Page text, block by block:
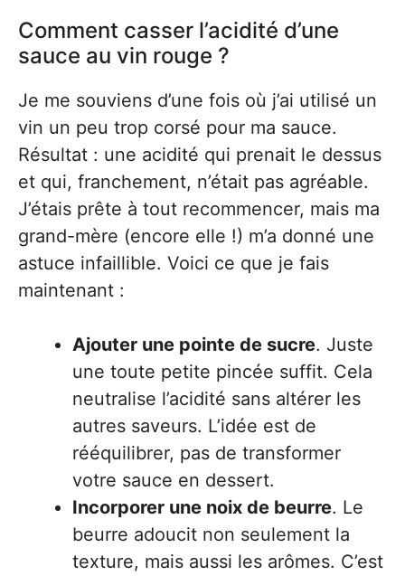
Comment casser l’acidité d’une
sauce au vin rouge ?
Je me souviens d’une fois où j’ai utilisé un
vin un peu trop corsé pour ma sauce.
Résultat : une acidité qui prenait le dessus
et qui, franchement, n’était pas agréable.
J’étais prête à tout recommencer, mais ma
grand-mère (encore elle !) m’a donné une
astuce infaillible. Voici ce que je fais
maintenant :
Ajouter une pointe de sucre. Juste
une toute petite pincée suffit. Cela
neutralise l’acidité sans altérer les
autres saveurs. L’idée est de
rééquilibrer, pas de transformer
votre sauce en dessert.
Incorporer une noix de beurre. Le
beurre adoucit non seulement la
texture, mais aussi les arômes. C’est